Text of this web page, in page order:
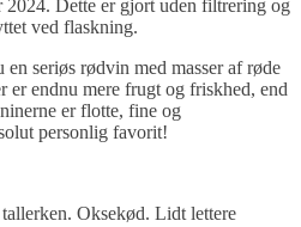
2024. Dette er gjort uden filtrering og
ved flaskning.
seriøs rødvin med masser af røde
er endnu mere frugt og friskhed, end
er flotte, fine og
personlig favorit!
Oksekød. Lidt lettere